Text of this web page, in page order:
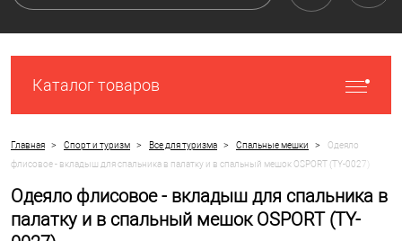
Каталог товаров
Главная > Спорт и туризм > Все для туризма > Спальные мешки >
Одеяло
флисовое - вкладыш для спальника в палатку и в спальный мешок OSPORT (TY-0027)
Одеяло флисовое - вкладыш для спальника в
палатку и в спальный мешок OSPORT (TY-